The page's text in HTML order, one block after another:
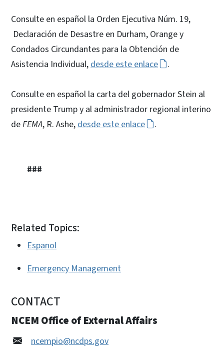
Consulte en español la Orden Ejecutiva Núm. 19,
Declaración de Desastre en Durham, Orange y
Condados Circundantes para la Obtención de
Asistencia Individual, desde este enlace .
Consulte en español la carta del gobernador Stein al
presidente Trump y al administrador regional interino
deFEMA, R. Ashe, desde este enlace .
###
Related Topics:
Espanol
Emergency Management
CONTACT
NCEM Office of External Affairs
ncempio@ncdps.gov